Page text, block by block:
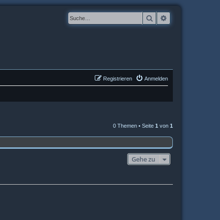
Suche
Anmelden
Registrieren
0 Themen • Seite 1 von 1
Gehe zu